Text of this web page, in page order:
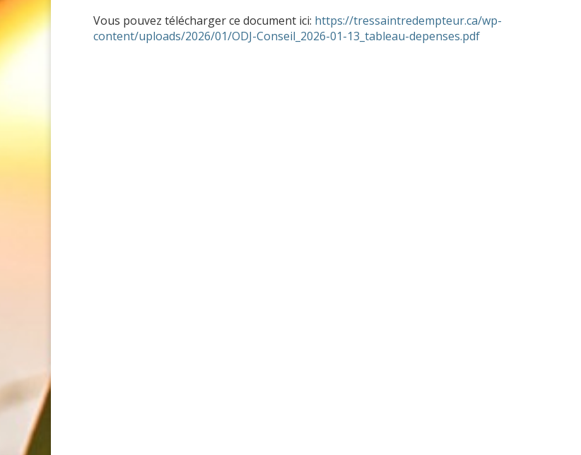
Vous pouvez télécharger ce document ici: https://tressaintredempteur.ca/wp-
content/uploads/2026/01/ODJ-Conseil_2026-01-13_tableau-depenses.pdf